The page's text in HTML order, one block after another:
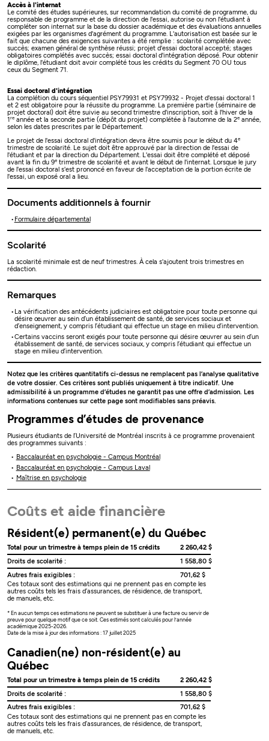
Accès à l'internat
Le comité des études supérieures, sur recommandation du comité de programme, du
responsable de programme et de la direction de l'essai, autorise ou non l'étudiant à
compléter son internat sur la base du dossier académique et des évaluations annuelles
exigées par les organismes d'agrément du programme. L'autorisation est basée sur le
fait que chacune des exigences suivantes a été remplie : scolarité complétée avec
succès; examen général de synthèse réussi; projet d'essai doctoral accepté; stages
obligatoires complétés avec succès; essai doctoral d'intégration déposé. Pour obtenir
le diplôme, l'étudiant doit avoir complété tous les crédits du Segment 70 OU tous
ceux du Segment 71.
Essai doctoral d'intégration
La complétion du cours séquentiel PSY79931 et PSY79932 - Projet d'essai doctoral 1
et 2 est obligatoire pour la réussite du programme. La première partie (séminaire de
projet doctoral) doit être suivie au second trimestre d'inscription, soit à l'hiver de la
1re année et la seconde partie (dépôt du projet) complétée à l'automne de la 2e année,
selon les dates prescrites par le Département.
Le projet de l'essai doctoral d'intégration devra être soumis pour le début du 4e
trimestre de scolarité. Le sujet doit être approuvé par la direction de l'essai de
l'étudiant et par la direction du Département. L'essai doit être complété et déposé
avant la fin du 9e trimestre de scolarité et avant le début de l'internat. Lorsque le jury
de l'essai doctoral s'est prononcé en faveur de l'acceptation de la portion écrite de
l'essai, un exposé oral a lieu.
Documents additionnels à fournir
Formulaire départemental
Scolarité
La scolarité minimale est de neuf trimestres. À cela s'ajoutent trois trimestres en
rédaction.
Remarques
La vérification des antécédents judiciaires est obligatoire pour toute personne qui
désire œuvrer au sein d’un établissement de santé, de services sociaux et
d’enseignement, y compris l’étudiant qui effectue un stage en milieu d’intervention.
Certains vaccins seront exigés pour toute personne qui désire œuvrer au sein d’un
établissement de santé, de services sociaux, y compris l’étudiant qui effectue un
stage en milieu d’intervention.
Notez que les critères quantitatifs ci-dessus ne remplacent pas l’analyse qualitative
de votre dossier. Ces critères sont publiés uniquement à titre indicatif. Une
admissibilité à un programme d’études ne garantit pas une offre d’admission. Les
informations contenues sur cette page sont modifiables sans préavis.
Programmes d’études de provenance
Plusieurs étudiants de l’Université de Montréal inscrits à ce programme provenaient
des programmes suivants :
Baccalauréat en psychologie - Campus Montréal
Baccalauréat en psychologie - Campus Laval
Maîtrise en psychologie
Coûts et aide financière
Résident(e) permanent(e) du Québec
Total pour un trimestre à temps plein de 15 crédits
2 260,42 $
Droits de scolarité :
1 558,80 $
Autres frais exigibles :
701,62 $
Ces totaux sont des estimations qui ne prennent pas en compte les
autres coûts tels les frais d’assurances, de résidence, de transport,
de manuels, etc.
* En aucun temps ces estimations ne peuvent se substituer à une facture ou servir de
preuve pour quelque motif que ce soit. Ces estimés sont calculés pour l’année
académique 2025-2026.
Date de la mise à jour des informations : 17 juillet 2025
Canadien(ne) non-résident(e) au
Québec
Total pour un trimestre à temps plein de 15 crédits
2 260,42 $
Droits de scolarité :
1 558,80 $
Autres frais exigibles :
701,62 $
Ces totaux sont des estimations qui ne prennent pas en compte les
autres coûts tels les frais d’assurances, de résidence, de transport,
de manuels, etc.